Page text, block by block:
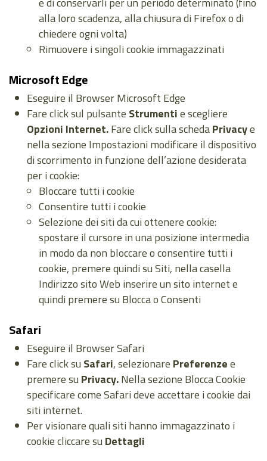
alla loro scadenza, alla chiusura di Firefox o di
chiedere ogni volta)
Rimuovere i singoli cookie immagazzinati
Microsoft Edge
Eseguire il Browser Microsoft Edge
Fare click sul pulsante Strumentie scegliere
Opzioni Internet.Fare click sulla schedaPrivacye
nella sezione Impostazioni modificare il dispositivo
di scorrimento in funzione dell’azione desiderata
per i cookie:
Bloccare tutti i cookie
Consentire tutti i cookie
Selezione dei siti da cui ottenere cookie:
spostare il cursore in una posizione intermedia
in modo da non bloccare o consentire tutti i
cookie, premere quindi su Siti, nella casella
Indirizzo sito Web inserire un sito internet e
quindi premere su Blocca o Consenti
Safari
Eseguire il Browser Safari
Fare click su Safari, selezionare Preferenzee
premere su Privacy.Nella sezione Blocca Cookie
specificare come Safari deve accettare i cookie dai
siti internet.
Per visionare quali siti hanno immagazzinato i
cookie cliccare su Dettagli